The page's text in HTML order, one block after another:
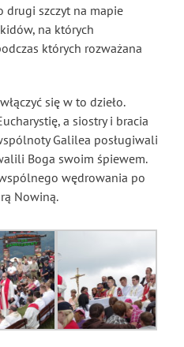
drugi szczyt na mapie
na których
których rozważana
się w to dzieło.
a siostry i bracia
Galilea posługiwali
Boga swoim śpiewem.
wędrowania po
Nowiną.